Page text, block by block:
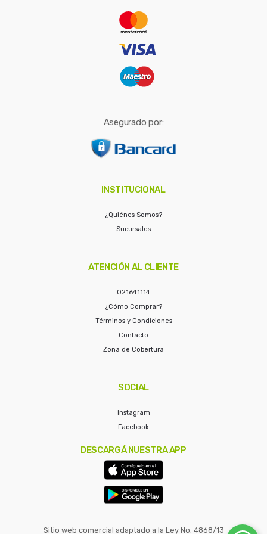
Asegurado por:
INSTITUCIONAL
¿Quiénes Somos?
Sucursales
ATENCIÓN AL CLIENTE
021641114
¿Cómo Comprar?
Términos y Condiciones
Contacto
Zona de Cobertura
SOCIAL
Instagram
Facebook
DESCARGÁ NUESTRA APP
Sitio web comercial adaptado a la Ley No. 4868/13